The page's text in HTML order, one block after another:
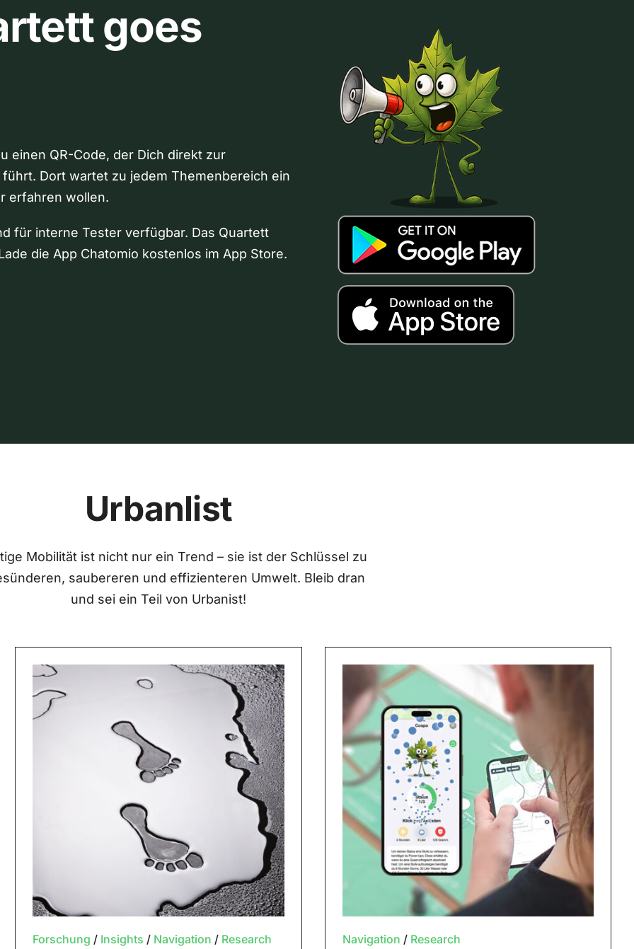
goes
einen QR-Code, der Dich direkt zur
Dort wartet zu jedem Themenbereich ein
erfahren wollen.
für interne Tester verfügbar. Das Quartett
die App Chatomio kostenlos im App Store.
Urbanlist
Mobilität ist nicht nur ein Trend – sie ist der Schlüssel zu
saubereren und effizienteren Umwelt. Bleib dran
und sei ein Teil von Urbanist!
Forschung / Insights / Navigation / Research Navigation / Research